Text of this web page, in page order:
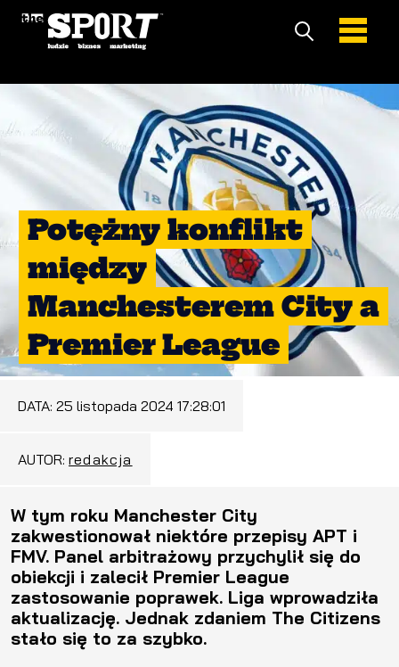
Potężny konflikt
między
Manchesterem City a
Premier League
DATA: 25 listopada 2024 17:28:01
AUTOR: redakcja
W tym roku Manchester City
zakwestionował niektóre przepisy APT i
FMV. Panel arbitrażowy przychylił się do
obiekcji i zalecił Premier League
zastosowanie poprawek. Liga wprowadziła
aktualizację. Jednak zdaniem The Citizens
stało się to za szybko.